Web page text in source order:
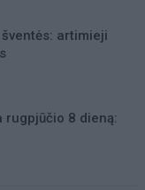
artimieji
rugpjūčio 8 dieną: